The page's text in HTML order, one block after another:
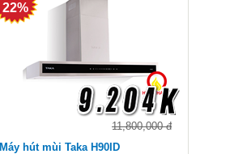
22%
11,800,000 đ
Máy hút mùi Taka H90ID